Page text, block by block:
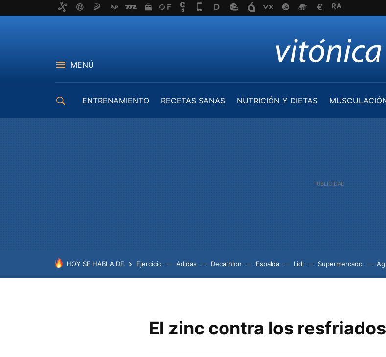
MENÚ
ENTRENAMIENTO RECETAS SANAS NUTRICIÓN Y DIETAS
HOY SE HABLA DE Ejercicio Adidas Decathlon Espalda Lidl Supermercado
El zinc contra los resfriados